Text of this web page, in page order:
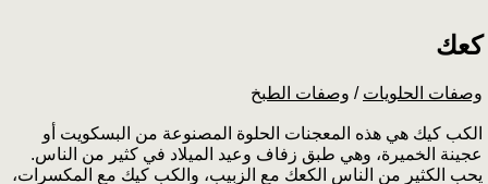
كعك
وصفات الطبخ / وصفات الحلويات
الكب كيك هي هذه المعجنات الحلوة المصنوعة من البسكويت أو
عجينة الخميرة، وهي طبق زفاف وعيد الميلاد في كثير من الناس.
يحب الكثير من الناس الكعك مع الزبيب، والكب كيك مع المكسرات،